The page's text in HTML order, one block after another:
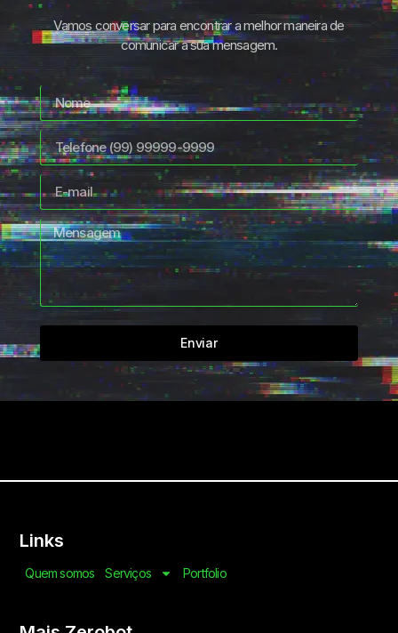
Vamos conversar para encontrar a melhor maneira de
comunicar a sua mensagem.
Enviar
Links
Quem somos Serviços Portfolio